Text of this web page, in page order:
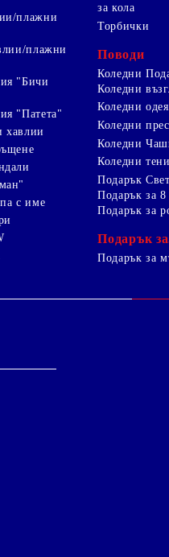
плажни
плажни
"Бичи
"Патета"
хавлии
с име
за кола
Торбички
Поводи
Коледни
Коледни
Коледни
Коледни
Коледни
Коледни
Подарък
Подарък за 8
Подарък за
Подарък
Подарък за